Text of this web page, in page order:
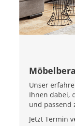
Unser
Ihnen dabei,
und passend
Jetzt Termin